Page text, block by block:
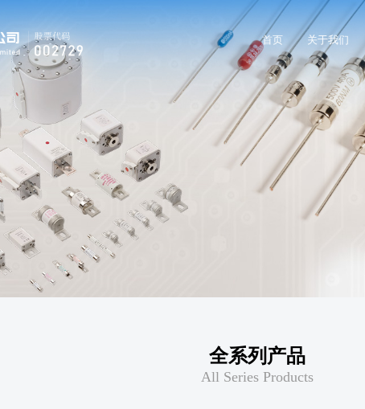
首页 关于我们
全系列产品
All Series Products